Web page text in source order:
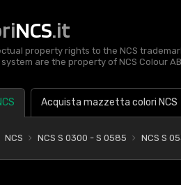
NCS.it
property rights to the NCS
system are the property of NCS Colour AB
Acquista mazzetta colori NCS
NCS NCS S 0300 - S 0585 NCS S